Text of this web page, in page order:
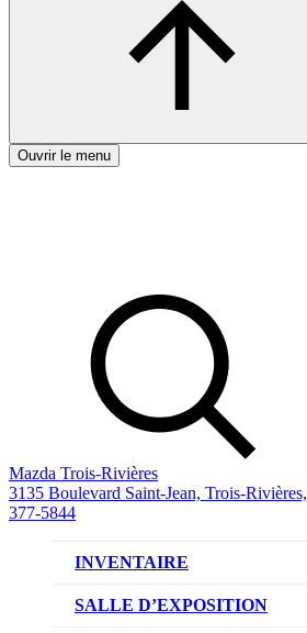
Ouvrir le menu
Mazda Trois-Rivières
3135 Boulevard Saint-Jean, Trois-
377-5844
INVENTAIRE
VÉHICULES NEUFS
SALLE D’EXPOSITION